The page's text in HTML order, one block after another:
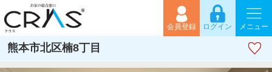
会員登録 ログイン メニュー
熊本市北区楠8丁目